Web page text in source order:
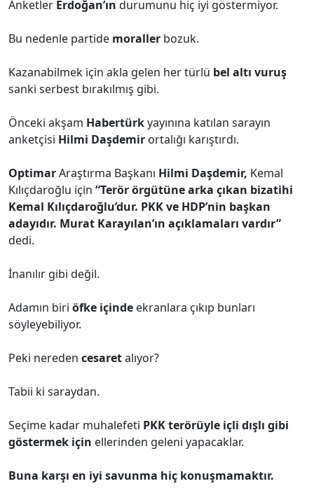
Anketler Erdoğan’ın durumunu hiç iyi göstermiyor.
Bu nedenle partide moraller bozuk.
Kazanabilmek için akla gelen her türlü bel altı vuruş
sanki serbest bırakılmış gibi.
Önceki akşam Habertürkyayınına katılan sarayın
anketçisi Hilmi Daşdemir ortalığı karıştırdı.
OptimarAraştırma Başkanı Hilmi Daşdemir, Kemal
Kılıçdaroğlu için “Terör örgütüne arka çıkan bizatihi
Kemal Kılıçdaroğlu’dur. PKK ve HDP’nin başkan
adayıdır. Murat Karayılan’ın açıklamaları vardır”
dedi.
İnanılır gibi değil.
Adamın biri öfke içinde ekranlara çıkıp bunları
söyleyebiliyor.
Peki nereden cesaretalıyor?
Tabii ki saraydan.
Seçime kadar muhalefeti PKK terörüyle içli dışlı gibi
göstermek için ellerinden geleni yapacaklar.
Buna karşı en iyi savunma hiç konuşmamaktır.